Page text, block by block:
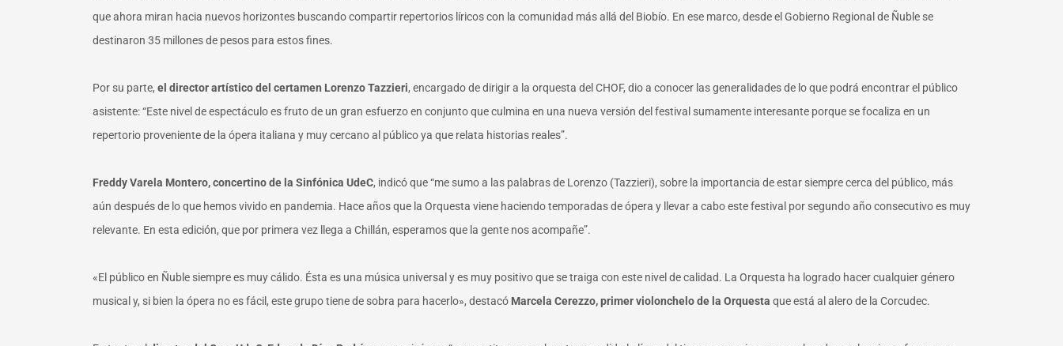
que ahora miran hacia nuevos horizontes buscando compartir repertorios líricos con la comunidad más allá del Biobío. En ese marco, desde el Gobierno Regional de Ñuble se
destinaron 35 millones de pesos para estos fines.
Por su parte, el director artístico del certamen Lorenzo Tazzieri, encargado de dirigir a la orquesta del CHOF, dio a conocer las generalidades de lo que podrá encontrar el público
asistente: “Este nivel de espectáculo es fruto de un gran esfuerzo en conjunto que culmina en una nueva versión del festival sumamente interesante porque se focaliza en un
repertorio proveniente de la ópera italiana y muy cercano al público ya que relata historias reales”.
Freddy Varela Montero, concertino de la Sinfónica UdeC, indicó que “me sumo a las palabras de Lorenzo (Tazzieri), sobre la importancia de estar siempre cerca del público, más
aún después de lo que hemos vivido en pandemia. Hace años que la Orquesta viene haciendo temporadas de ópera y llevar a cabo este festival por segundo año consecutivo es muy
relevante. En esta edición, que por primera vez llega a Chillán, esperamos que la gente nos acompañe”.
«El público en Ñuble siempre es muy cálido. Ésta es una música universal y es muy positivo que se traiga con este nivel de calidad. La Orquesta ha logrado hacer cualquier género
musical y, si bien la ópera no es fácil, este grupo tiene de sobra para hacerlo», destacó Marcela Cerezzo, primer violonchelo de la Orquesta que está al alero de la Corcudec.